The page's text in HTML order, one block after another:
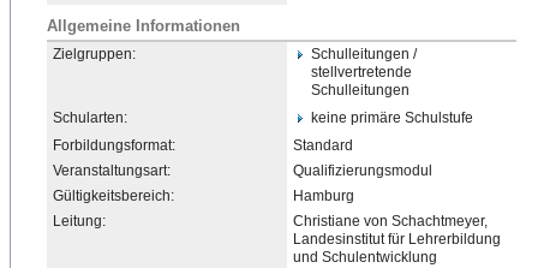
Allgemeine Informationen
Zielgruppen:
Schulleitungen /
stellvertretende
Schulleitungen
Schularten:
keine primäre Schulstufe
Forbildungsformat:
Standard
Veranstaltungsart:
Qualifizierungsmodul
Gültigkeitsbereich:
Hamburg
Leitung:
Christiane von Schachtmeyer,
Landesinstitut für Lehrerbildung
und Schulentwicklung